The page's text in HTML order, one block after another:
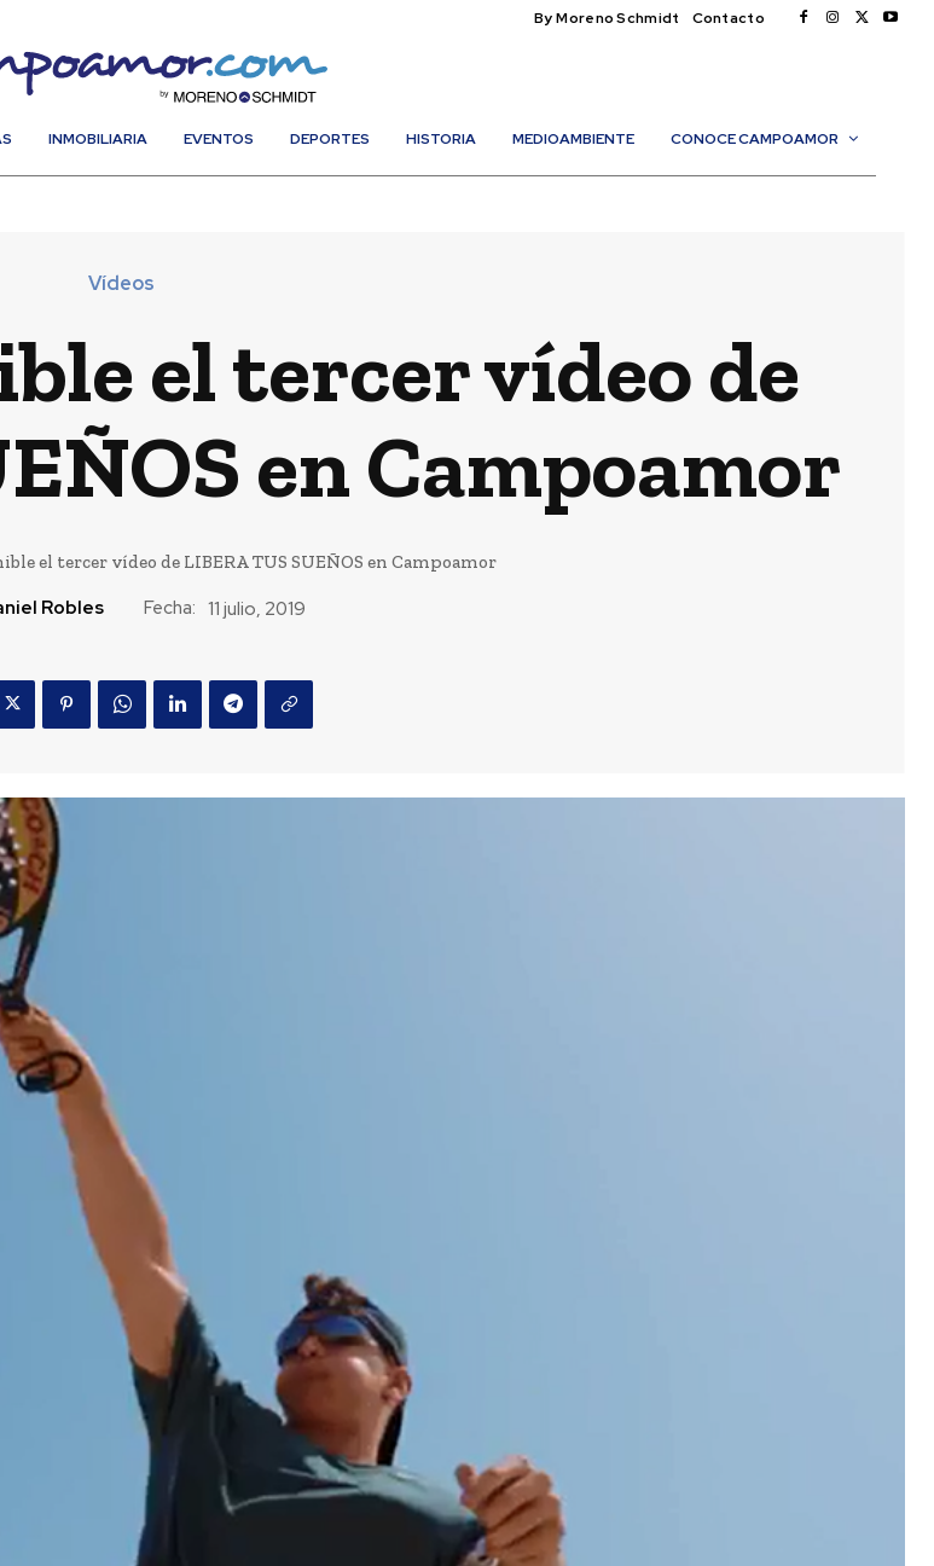
By Moreno Schmidt Contacto
INMOBILIARIA EVENTOS DEPORTES HISTORIA MEDIOAMBIENTE CONOCE CAMPOAMOR
Vídeos
el tercer vídeo de
en Campoamor
el tercer vídeo de LIBERA TUS SUEÑOS en Campoamor
Robles Fecha: 11 julio, 2019